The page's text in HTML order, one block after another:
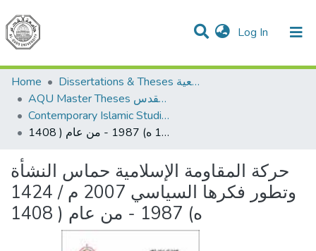
Log In (current)
Communities & Collections
All of DSpace
Home
Dissertations & Theses الرسائل الجامعية
AQU Master Theses الرسائل الجامعية الخاصة بجامعة القدس
Contemporary Islamic Studies الدراسات الإسلامية المعاصرة
حركة المقاومة الإسلامية حماس النشأة وتطور فكرها السياسي 2007 م / 1424 ه) 1987 - من عام ( 1408
حركة المقاومة الإسلامية حماس النشأة
وتطور فكرها السياسي 2007 م / 1424
ه) 1987 - من عام ( 1408